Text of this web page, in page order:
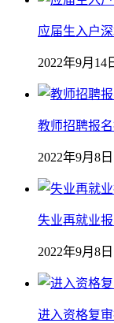
应届生入户
2022年9月14
教师招聘报
2022年9月8日
失业再就业
2022年9月8日
进入资格复